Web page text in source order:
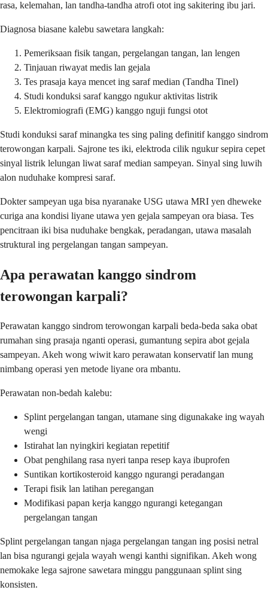
rasa, kelemahan, lan tandha-tandha atrofi otot ing sakitering ibu jari.
Diagnosa biasane kalebu sawetara langkah:
Pemeriksaan fisik tangan, pergelangan tangan, lan lengen
Tinjauan riwayat medis lan gejala
Tes prasaja kaya mencet ing saraf median (Tandha Tinel)
Studi konduksi saraf kanggo ngukur aktivitas listrik
Elektromiografi (EMG) kanggo nguji fungsi otot
Studi konduksi saraf minangka tes sing paling definitif kanggo sindrom
terowongan karpali. Sajrone tes iki, elektroda cilik ngukur sepira cepet
sinyal listrik lelungan liwat saraf median sampeyan. Sinyal sing luwih
alon nuduhake kompresi saraf.
Dokter sampeyan uga bisa nyaranake USG utawa MRI yen dheweke
curiga ana kondisi liyane utawa yen gejala sampeyan ora biasa. Tes
pencitraan iki bisa nuduhake bengkak, peradangan, utawa masalah
struktural ing pergelangan tangan sampeyan.
Apa perawatan kanggo sindrom
terowongan karpali?
Perawatan kanggo sindrom terowongan karpali beda-beda saka obat
rumahan sing prasaja nganti operasi, gumantung sepira abot gejala
sampeyan. Akeh wong wiwit karo perawatan konservatif lan mung
nimbang operasi yen metode liyane ora mbantu.
Perawatan non-bedah kalebu:
Splint pergelangan tangan, utamane sing digunakake ing wayah
wengi
Istirahat lan nyingkiri kegiatan repetitif
Obat penghilang rasa nyeri tanpa resep kaya ibuprofen
Suntikan kortikosteroid kanggo ngurangi peradangan
Terapi fisik lan latihan peregangan
Modifikasi papan kerja kanggo ngurangi ketegangan
pergelangan tangan
Splint pergelangan tangan njaga pergelangan tangan ing posisi netral
lan bisa ngurangi gejala wayah wengi kanthi signifikan. Akeh wong
nemokake lega sajrone sawetara minggu panggunaan splint sing
konsisten.